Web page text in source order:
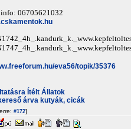
06705621032
eva56/topik/35376
Ítélt Állatok
árva kutyák, cicák
#172]